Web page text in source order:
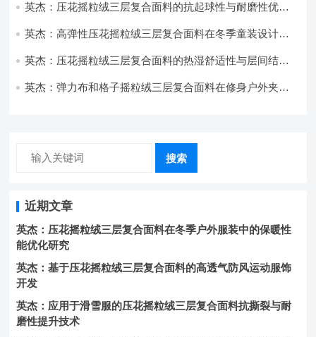
英杰：压花摇粒绒三层复合面料的抗起球性与耐磨性优化
英杰：高弹性压花摇粒绒三层复合面料在冬季童装设计中
英杰：压花摇粒绒三层复合面料的热湿舒适性与层间结合
英杰：弹力布和格子摇粒绒三层复合面料在修身户外夹克
搜索
近期文章
英杰：压花摇粒绒三层复合面料在冬季户外服装中的保暖性
能优化研究
英杰：基于压花摇粒绒三层复合面料的高透气防风运动服饰
开发
英杰：应用于滑雪服的压花摇粒绒三层复合面料抗撕裂与耐
磨性提升技术